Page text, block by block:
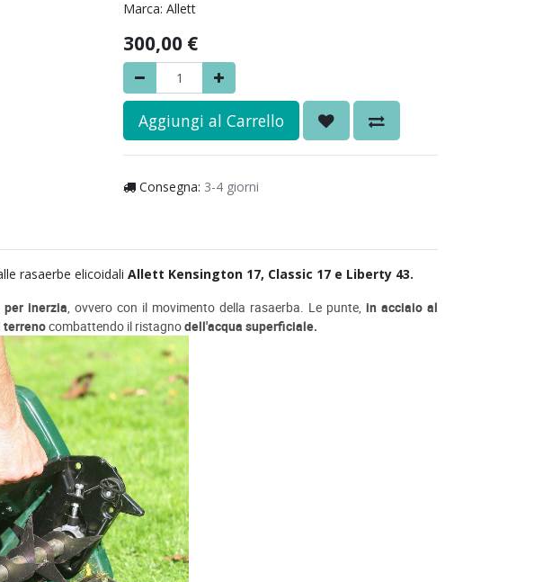
Marca: Allett
300,00 €
Aggiungi al Carrello
Consegna: 3-4 giorni
rasaerbe elicoidali Allett Kensington 17, Classic 17 e Liberty 43.
per inerzia, ovvero con il movimento della rasaerba. Le punte, in acciaio al
terrenocombattendo il ristagnodell'acqua superficiale.